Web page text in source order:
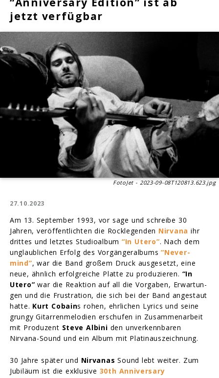
jetzt verfügbar
FotoJet - 2023-09-08T120813.623.jpg
27.10.2023
Am 13. September 1993, vor sage und schreibe 30
Jahren, veröffentlichten die Rocklegenden Nirvana ihr
drittes und letztes Studioalbum“In Utero”. Nach dem
unglaublichen Erfolg des Vorgängeralbums“Never­
mind”, war die Band großem Druck ausgesetzt, eine
neue, ähnlich erfolgreiche Platte zu produzieren. “In
Utero” war die Reak­tion auf all die Vorga­ben, Erwar­tun­
gen und die Frustration, die sich bei der Band ange­staut
hatte. Kurt Cobains rohen, ehrlichen Lyrics und seine
grungy Gitarrenmelodien erschufen in Zusammenarbeit
mit Produzent Steve Albini den unverkennbaren
Nirvana-Sound und ein Album mit Platinauszeichnung.
30 Jahre später und Nirvanas Sound lebt weiter. Zum
Jubiläum ist die exklusive 30th Anniversary